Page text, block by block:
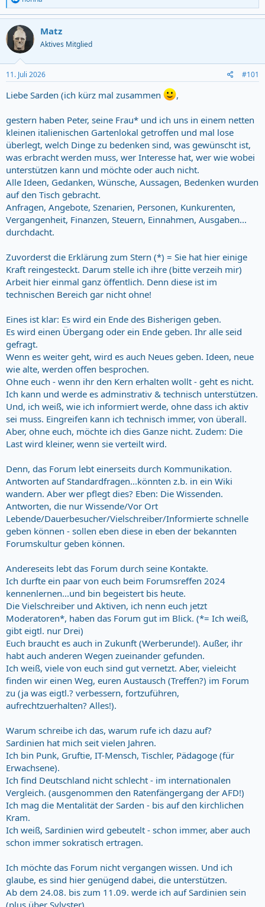
e
a
c
t
i
o
n
s
:
Matz
Aktives Mitglied
11. Juli 2026 #101
Liebe Sarden (ich kürz mal zusammen ,
gestern haben Peter, seine Frau* und ich uns in einem netten
kleinen italienischen Gartenlokal getroffen und mal lose
überlegt, welch Dinge zu bedenken sind, was gewünscht ist,
was erbracht werden muss, wer Interesse hat, wer wie wobei
unterstützen kann und möchte oder auch nicht.
Alle Ideen, Gedanken, Wünsche, Aussagen, Bedenken wurden
auf den Tisch gebracht.
Anfragen, Angebote, Szenarien, Personen, Kunkurenten,
Vergangenheit, Finanzen, Steuern, Einnahmen, Ausgaben...
durchdacht.
Zuvorderst die Erklärung zum Stern (*) = Sie hat hier einige
Kraft reingesteckt. Darum stelle ich ihre (bitte verzeih mir)
Arbeit hier einmal ganz öffentlich. Denn diese ist im
technischen Bereich gar nicht ohne!
Eines ist klar: Es wird ein Ende des Bisherigen geben.
Es wird einen Übergang oder ein Ende geben. Ihr alle seid
gefragt.
Wenn es weiter geht, wird es auch Neues geben. Ideen, neue
wie alte, werden offen besprochen.
Ohne euch - wenn ihr den Kern erhalten wollt - geht es nicht.
Ich kann und werde es adminstrativ & technisch unterstützen.
Und, ich weiß, wie ich informiert werde, ohne dass ich aktiv
sei muss. Eingreifen kann ich technisch immer, von überall.
Aber, ohne euch, möchte ich dies Ganze nicht. Zudem: Die
Last wird kleiner, wenn sie verteilt wird.
Denn, das Forum lebt einerseits durch Kommunikation.
Antworten auf Standardfragen...könnten z.b. in ein Wiki
wandern. Aber wer pflegt dies? Eben: Die Wissenden.
Antworten, die nur Wissende/Vor Ort
Lebende/Dauerbesucher/Vielschreiber/Informierte schnelle
geben können - sollen eben diese in eben der bekannten
Forumskultur geben können.
Andereseits lebt das Forum durch seine Kontakte.
Ich durfte ein paar von euch beim Forumsreffen 2024
kennenlernen...und bin begeistert bis heute.
Die Vielschreiber und Aktiven, ich nenn euch jetzt
Moderatoren*, haben das Forum gut im Blick. (*= Ich weiß,
gibt eigtl. nur Drei)
Euch braucht es auch in Zukunft (Werberunde!). Außer, ihr
habt auch anderen Wegen zueinander gefunden.
Ich weiß, viele von euch sind gut vernetzt. Aber, vieleicht
finden wir einen Weg, euren Austausch (Treffen?) im Forum
zu (ja was eigtl.? verbessern, fortzuführen,
aufrechtzuerhalten? Alles!).
Warum schreibe ich das, warum rufe ich dazu auf?
Sardinien hat mich seit vielen Jahren.
Ich bin Punk, Gruftie, IT-Mensch, Tischler, Pädagoge (für
Erwachsene).
Ich find Deutschland nicht schlecht - im internationalen
Vergleich. (ausgenommen den Ratenfängergang der AFD!)
Ich mag die Mentalität der Sarden - bis auf den kirchlichen
Kram.
Ich weiß, Sardinien wird gebeutelt - schon immer, aber auch
schon immer sokratisch ertragen.
Ich möchte das Forum nicht vergangen wissen. Und ich
glaube, es sind hier genügend dabei, die unterstützen.
Ab dem 24.08. bis zum 11.09. werde ich auf Sardinien sein
(plus über Sylvster).